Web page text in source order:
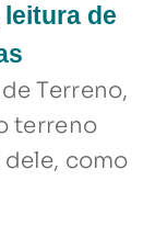
leitura de
Terreno,
terreno
como